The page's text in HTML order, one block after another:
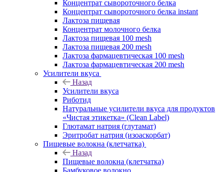
Концентрат сывороточного белка
Концентрат сывороточного белка instant
Лактоза пищевая
Концентрат молочного белка
Лактоза пищевая 100 mesh
Лактоза пищевая 200 mesh
Лактоза фармацевтическая 100 mesh
Лактоза фармацевтическая 200 mesh
Усилители вкуса
Назад
Усилители вкуса
Риботид
Натуральные усилители вкуса для продуктов
«Чистая этикетка» (Clean Label)
Глютамат натрия (глутамат)
Эритробат натрия (изоаскорбат)
Пищевые волокна (клетчатка)
Назад
Пищевые волокна (клетчатка)
Бамбуковое волокно